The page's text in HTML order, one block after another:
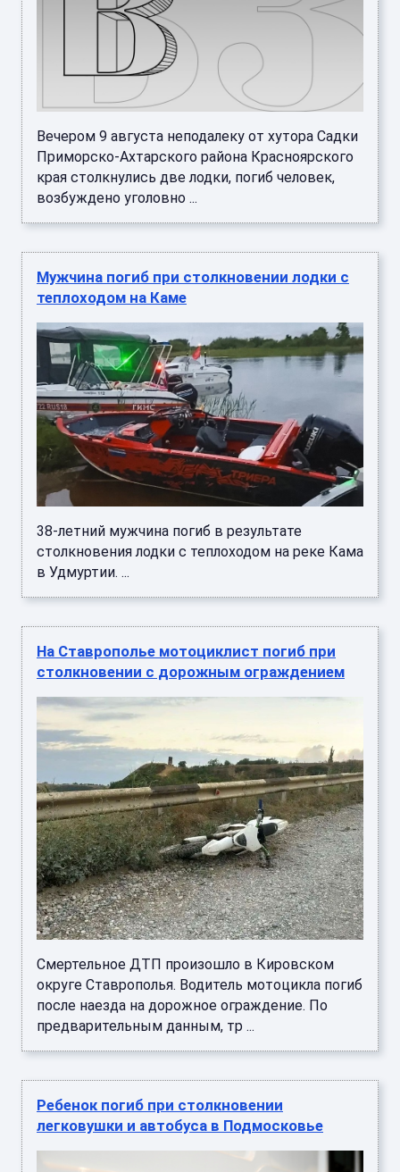
Вечером 9 августа неподалеку от хутора Садки
Приморско-Ахтарского района Красноярского
края столкнулись две лодки, погиб человек,
возбуждено уголовно ...
Мужчина погиб при столкновении лодки с
теплоходом на Каме
38-летний мужчина погиб в результате
столкновения лодки с теплоходом на реке Кама
в Удмуртии. ...
На Ставрополье мотоциклист погиб при
столкновении с дорожным ограждением
Смертельное ДТП произошло в Кировском
округе Ставрополья. Водитель мотоцикла погиб
после наезда на дорожное ограждение. По
предварительным данным, тр ...
Ребенок погиб при столкновении
легковушки и автобуса в Подмосковье